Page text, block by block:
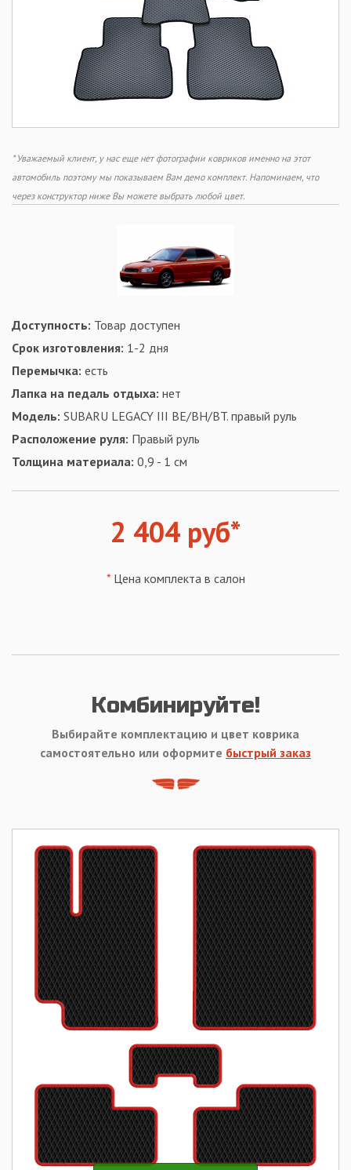
* Уважаемый клиент, у нас еще нет фотографии ковриков именно на этот
автомобиль поэтому мы показываем Вам демо комплект. Напоминаем, что
через конструктор ниже Вы можете выбрать любой цвет.
Доступность: Товар доступен
Срок изготовления: 1-2 дня
Перемычка: есть
Лапка на педаль отдыха: нет
Модель: SUBARU LEGACY III BE/BH/BT. правый руль
Расположение руля: Правый руль
Толщина материала: 0,9 - 1 см
2 404 руб*
*Цена комплекта в салон
Комбинируйте!
Выбирайте комплектацию и цвет коврика
самостоятельно или оформите быстрый заказ